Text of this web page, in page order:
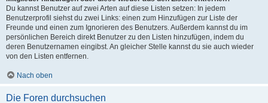
Du kannst Benutzer auf zwei Arten auf diese Listen setzen: In jedem
Benutzerprofil siehst du zwei Links: einen zum Hinzufügen zur Liste der
Freunde und einen zum Ignorieren des Benutzers. Außerdem kannst du im
persönlichen Bereich direkt Benutzer zu den Listen hinzufügen, indem du
deren Benutzernamen eingibst. An gleicher Stelle kannst du sie auch wieder
von den Listen entfernen.
Nach oben
Die Foren durchsuchen